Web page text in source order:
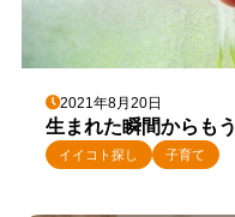
2021年8月20日
生まれた瞬間からも
イイコト探し
子育て